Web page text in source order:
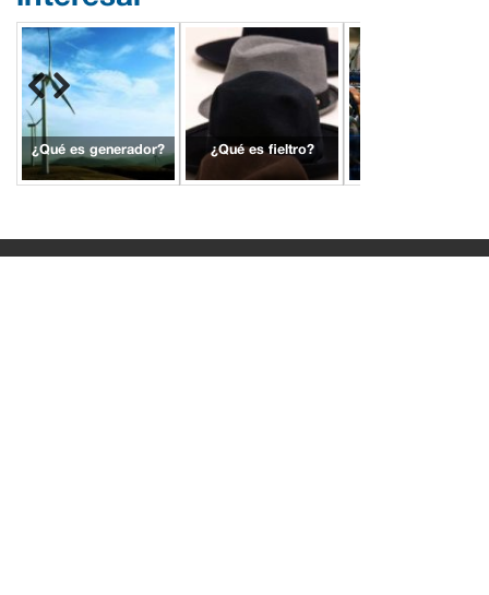
¿Qué es generador? ¿Qué es fieltro?